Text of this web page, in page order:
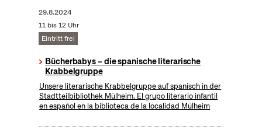
29.8.2024
11 bis 12 Uhr
Eintritt frei
Bücherbabys – die spanische literarische
Krabbelgruppe
Unsere literarische Krabbelgruppe auf spanisch in der
Stadtteilbibliothek Mülheim. El grupo literario infantil
en español en la biblioteca de la localidad Mülheim